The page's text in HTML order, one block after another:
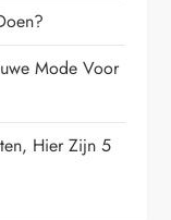
Mode Voor
Hier Zijn 5